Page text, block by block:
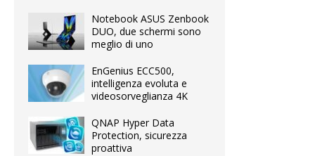
Notebook ASUS Zenbook
DUO, due schermi sono
meglio di uno
EnGenius ECC500,
intelligenza evoluta e
videosorveglianza 4K
QNAP Hyper Data
Protection, sicurezza
proattiva